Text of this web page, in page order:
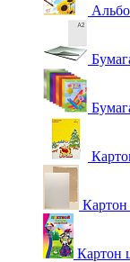
Картон
Картон